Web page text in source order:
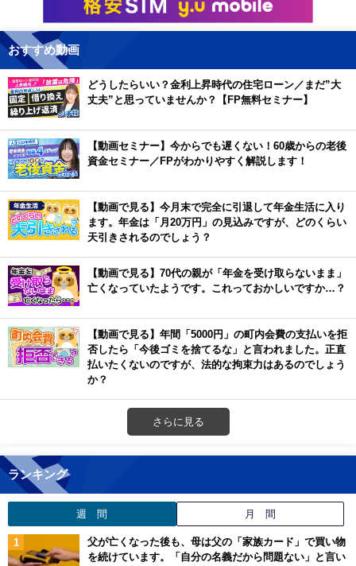
おすすめ動画
どうしたらいい？金利上昇時代の住宅ローン／まだ”大
丈夫”と思っていませんか？【FP無料セミナー】
【動画セミナー】今からでも遅くない！60歳からの老後
資金セミナー／FPがわかりやすく解説します！
【動画で見る】今月末で完全に引退して年金生活に入り
ます。年金は「月20万円」の見込みですが、どのくらい
天引きされるのでしょう？
【動画で見る】70代の親が「年金を受け取らないまま」
亡くなっていたようです。これっておかしいですか…？
【動画で見る】年間「5000円」の町内会費の支払いを拒
否したら「今後ゴミを捨てるな」と言われました。正直
払いたくないのですが、法的な拘束力はあるのでしょう
か？
さらに見る
ランキング
週 間 月 間
父が亡くなった後も、母は父の「家族カード」で買い物
を続けています。「自分の名義だから問題ない」と言い